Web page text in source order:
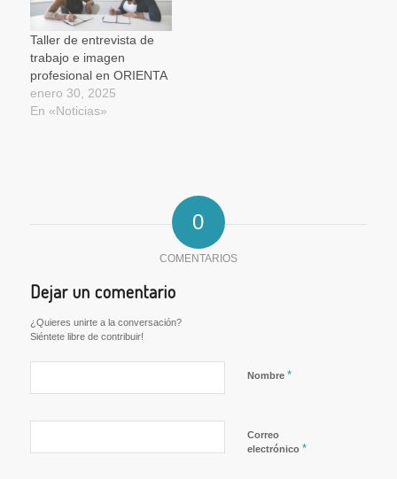
Taller de entrevista de
trabajo e imagen
profesional en ORIENTA
enero 30, 2025
En «Noticias»
0
COMENTARIOS
Dejar un comentario
¿Quieres unirte a la conversación?
Siéntete libre de contribuir!
Nombre *
Correo
electrónico *